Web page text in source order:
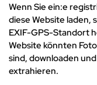
Wenn Sie ein:e
diese Website laden,
EXIF-GPS-Standort
Website könnten
sind, downloaden
extrahieren.